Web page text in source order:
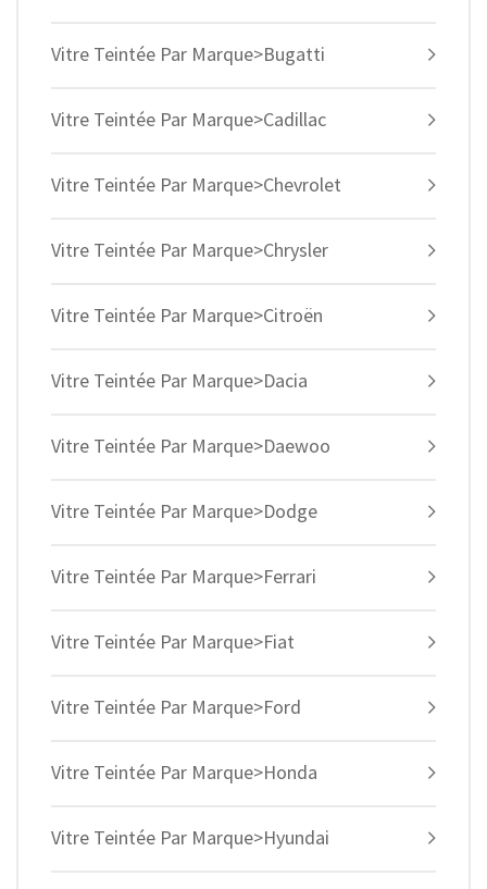
Vitre Teintée Par Marque>Bugatti
Vitre Teintée Par Marque>Cadillac
Vitre Teintée Par Marque>Chevrolet
Vitre Teintée Par Marque>Chrysler
Vitre Teintée Par Marque>Citroën
Vitre Teintée Par Marque>Dacia
Vitre Teintée Par Marque>Daewoo
Vitre Teintée Par Marque>Dodge
Vitre Teintée Par Marque>Ferrari
Vitre Teintée Par Marque>Fiat
Vitre Teintée Par Marque>Ford
Vitre Teintée Par Marque>Honda
Vitre Teintée Par Marque>Hyundai